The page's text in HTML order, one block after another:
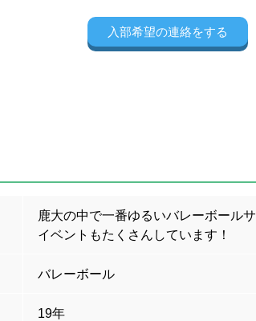
入部希望の連絡をする
鹿大の中で一番ゆるいバレーボール
イベントもたくさんしています！
バレーボール
19年